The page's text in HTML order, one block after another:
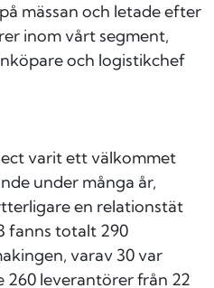
mässan och letade efter
inom vårt segment,
och logistikchef
varit ett välkommet
under många år,
en relationstät
fanns totalt 290
varav 30 var
260 leverantörer från 22